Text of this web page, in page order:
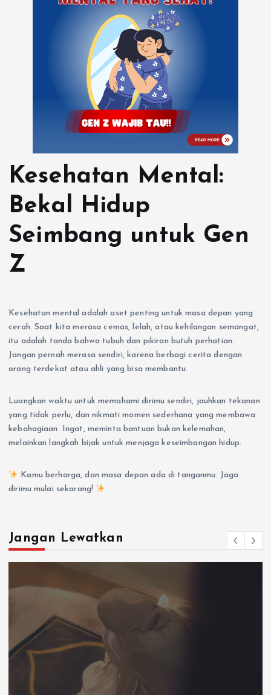
Kesehatan Mental:
Bekal Hidup
Seimbang untuk Gen
Z
Kesehatan mental adalah aset penting untuk masa depan yang
cerah. Saat kita merasa cemas, lelah, atau kehilangan semangat,
itu adalah tanda bahwa tubuh dan pikiran butuh perhatian.
Jangan pernah merasa sendiri, karena berbagi cerita dengan
orang terdekat atau ahli yang bisa membantu.
Luangkan waktu untuk memahami dirimu sendiri, jauhkan tekanan
yang tidak perlu, dan nikmati momen sederhana yang membawa
kebahagiaan. Ingat, meminta bantuan bukan kelemahan,
melainkan langkah bijak untuk menjaga keseimbangan hidup.
Kamu berharga, dan masa depan ada di tanganmu. Jaga
dirimu mulai sekarang!
Jangan Lewatkan